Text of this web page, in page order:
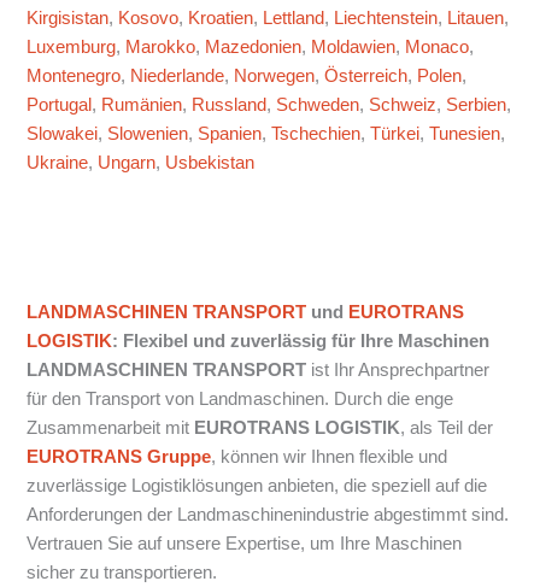
Kirgisistan, Kosovo, Kroatien, Lettland, Liechtenstein, Litauen,
Luxemburg, Marokko, Mazedonien, Moldawien, Monaco,
Montenegro, Niederlande, Norwegen,Österreich, Polen,
Portugal, Rumänien, Russland, Schweden, Schweiz, Serbien,
Slowakei, Slowenien, Spanien,Tschechien,Türkei,Tunesien,
Ukraine, Ungarn, Usbekistan
LANDMASCHINEN TRANSPORT und EUROTRANS
LOGISTIK: Flexibel und zuverlässig für Ihre Maschinen
LANDMASCHINEN TRANSPORT ist Ihr Ansprechpartner
für den Transport von Landmaschinen. Durch die enge
Zusammenarbeit mit EUROTRANS LOGISTIK, als Teil der
EUROTRANS Gruppe, können wir Ihnen flexible und
zuverlässige Logistiklösungen anbieten, die speziell auf die
Anforderungen der Landmaschinenindustrie abgestimmt sind.
Vertrauen Sie auf unsere Expertise, um Ihre Maschinen
sicher zu transportieren.